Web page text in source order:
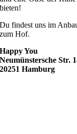
bieten!
Du findest uns im
zum Hof.
Happy You
Neumünstersche Str.
20251 Hamburg